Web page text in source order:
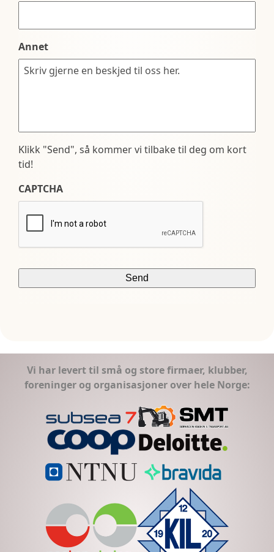
Annet
Klikk "Send", så kommer vi tilbake til deg om kort
tid!
CAPTCHA
Vi har levert til små og store firmaer, klubber,
foreninger og organisasjoner over hele Norge: